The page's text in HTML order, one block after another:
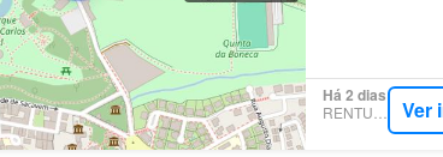
Há 2 dias
RENTUMO Ver